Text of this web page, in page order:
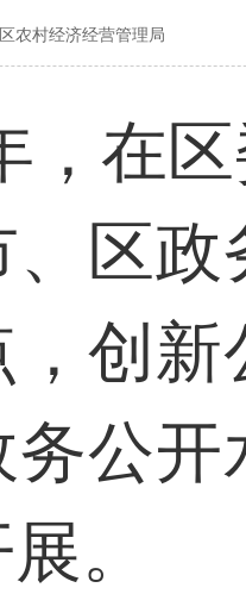
农村经济经营管理局
，在
、区
创
务公
。